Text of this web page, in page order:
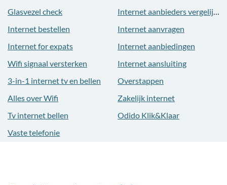
Glasvezel check
Internet bestellen
Internet for expats
Wifi signaal versterken
3-in-1 internet tv en bellen
Alles over Wifi
Tv internet bellen
Vaste telefonie
Internet aanbieders vergelijken
Internet aanvragen
Internet aanbiedingen
Internet aansluiting
Overstappen
Zakelijk internet
Odido Klik&Klaar